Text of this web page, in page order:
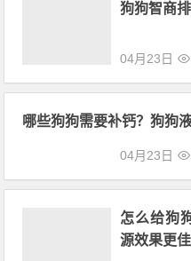
狗狗智商
04月23日
哪些狗狗需要补钙？狗狗
04月23日
怎么给狗
源效果更佳